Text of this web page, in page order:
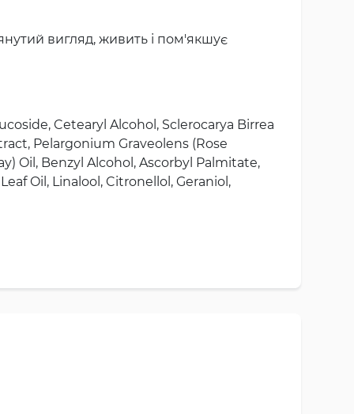
вигляд, живить і пом'якшує
Cetearyl Alcohol, Sclerocarya Birrea
Pelargonium Graveolens (Rose
Oil, Benzyl Alcohol, Ascorbyl Palmitate,
Oil, Linalool, Citronellol, Geraniol,